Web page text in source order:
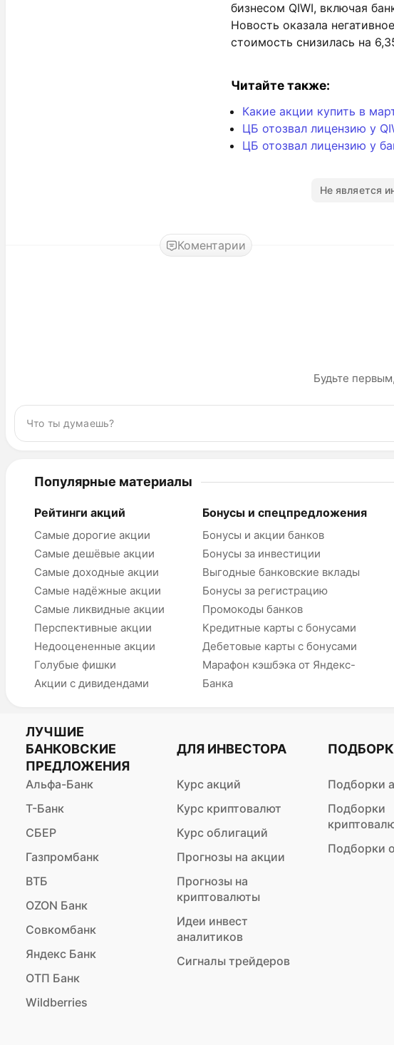
бизнесом QIWI, включая
Новость оказала
стоимость снизилась на
Читайте также:
Какие акции купить в
ЦБ отозвал лицензию у
ЦБ отозвал лицензию у
Не является
Коментарии
Будьте
Популярные материалы
Рейтинги акций
Самые дорогие акции
Самые дешёвые акции
Самые доходные акции
Самые надёжные акции
Самые ликвидные акции
Перспективные акции
Недооцененные акции
Голубые фишки
Акции с дивидендами
Бонусы и спецпредложения
Бонусы и акции банков
Бонусы за инвестиции
Выгодные банковские вклады
Бонусы за регистрацию
Промокоды банков
Кредитные карты с бонусами
Дебетовые карты с бонусами
Марафон кэшбэка от Яндекс-
Банка
ЛУЧШИЕ
БАНКОВСКИЕ
ПРЕДЛОЖЕНИЯ
Альфа-Банк
Т-Банк
СБЕР
Газпромбанк
ВТБ
OZON Банк
Совкомбанк
Яндекс Банк
ОТП Банк
Wildberries
ДЛЯ ИНВЕСТОРА
Курс акций
Курс криптовалют
Курс облигаций
Прогнозы на акции
Прогнозы на
криптовалюты
Идеи инвест
аналитиков
Сигналы трейдеров
Подборки
Подборки
Подборки